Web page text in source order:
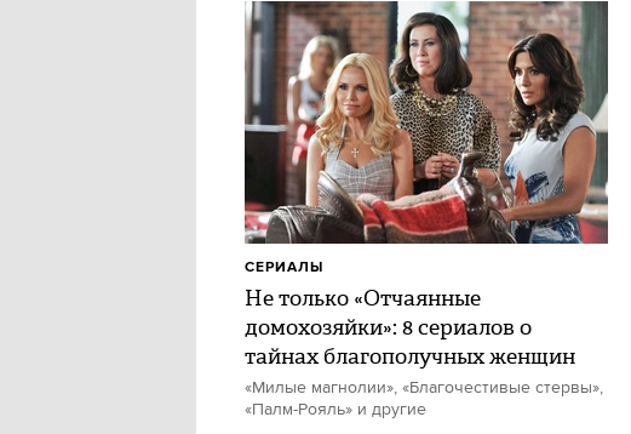
Не только «Отчаянные
домохозяйки»: 8 сериалов о
тайнах благополучных женщин
«Милые магнолии», «Благочестивые стервы»,
«Палм-Рояль» и другие
СЕРИАЛЫ